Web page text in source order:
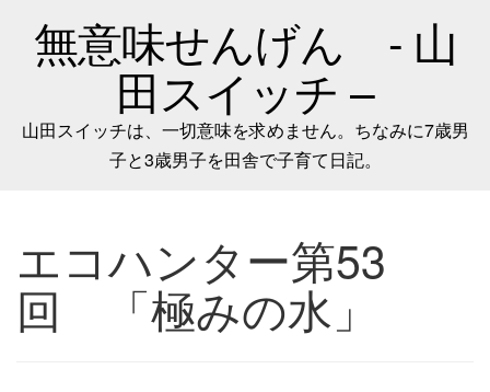
無意味せんげん - 山
田スイッチ –
山田スイッチは、一切意味を求めません。ちなみに7歳男
子と3歳男子を田舎で子育て日記。
エコハンター第53
回 「極みの水」